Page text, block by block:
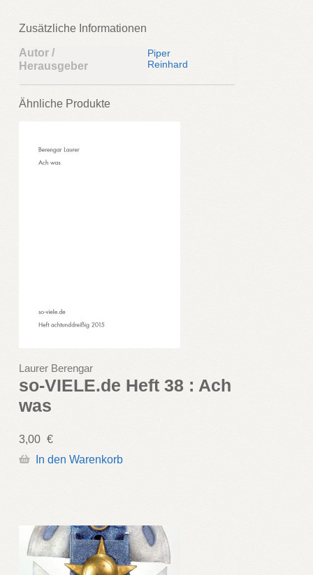
Zusätzliche Informationen
Autor /
Herausgeber
Piper
Reinhard
Ähnliche Produkte
Laurer Berengar
so-VIELE.de Heft 38 : Ach
was
3,00 €
In den Warenkorb